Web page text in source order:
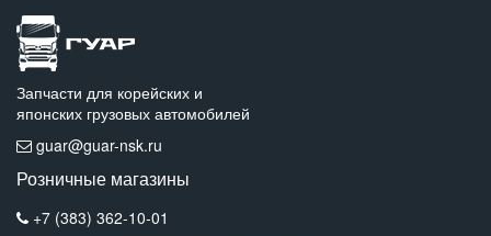
Запчасти для корейских и
японских грузовых автомобилей
guar@guar-nsk.ru
Розничные магазины
+7 (383) 362-10-01